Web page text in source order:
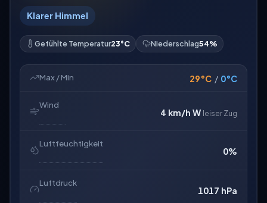
Klarer Himmel
Gefühlte Temperatur23°C Niederschlag54%
Max / Min 29°C / 0°C
Wind
4 km/h W leiser Zug
Luftfeuchtigkeit
0%
Luftdruck
1017 hPa